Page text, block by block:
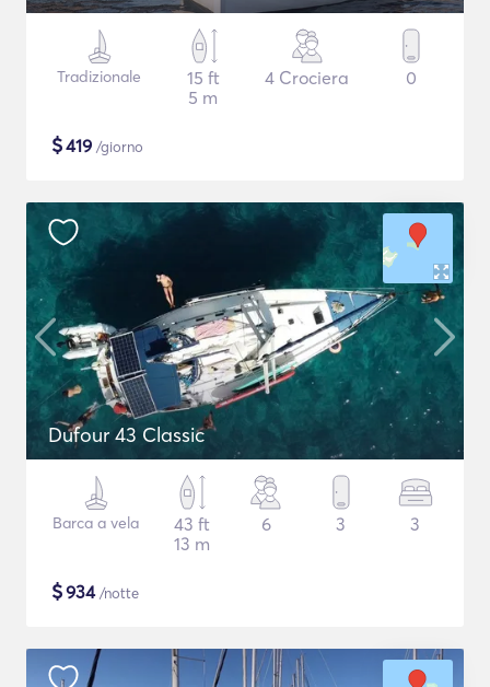
Tradizionale
15 ft
5 m
4 Crociera 0
$419 /giorno
Dufour 43 Classic
Barca a vela
43 ft
13 m
6 3 3
$934/notte